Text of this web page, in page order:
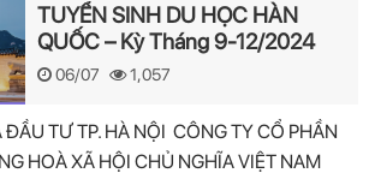
TUYỂN SINH DU HỌC HÀN
QUỐC – Kỳ Tháng 9-12/2024
06/07 1,057
ĐẦU TƯ TP. HÀ NỘI CÔNG TY CỔ PHẦN
HOÀ XÃ HỘI CHỦ NGHĨA VIỆT NAM